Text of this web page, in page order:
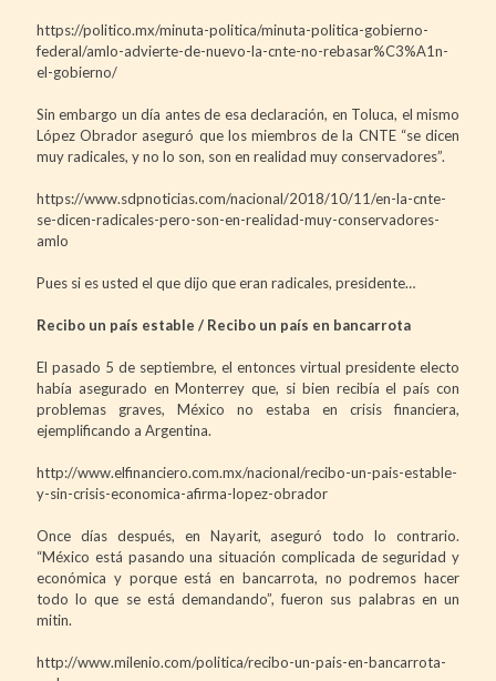
https://politico.mx/minuta-politica/minuta-politica-gobierno-
federal/amlo-advierte-de-nuevo-la-cnte-no-rebasar%C3%A1n-
el-gobierno/
Sin embargo un día antes de esa declaración, en Toluca, el mismo
López Obrador aseguró que los miembros de la CNTE “se dicen
muy radicales, y no lo son, son en realidad muy conservadores”.
https://www.sdpnoticias.com/nacional/2018/10/11/en-la-cnte-
se-dicen-radicales-pero-son-en-realidad-muy-conservadores-
amlo
Pues si es usted el que dijo que eran radicales, presidente…
Recibo un país estable / Recibo un país en bancarrota
El pasado 5 de septiembre, el entonces virtual presidente electo
había asegurado en Monterrey que, si bien recibía el país con
problemas graves, México no estaba en crisis financiera,
ejemplificando a Argentina.
http://www.elfinanciero.com.mx/nacional/recibo-un-pais-estable-
y-sin-crisis-economica-afirma-lopez-obrador
Once días después, en Nayarit, aseguró todo lo contrario.
“México está pasando una situación complicada de seguridad y
económica y porque está en bancarrota, no podremos hacer
todo lo que se está demandando”, fueron sus palabras en un
mitin.
http://www.milenio.com/politica/recibo-un-pais-en-bancarrota-